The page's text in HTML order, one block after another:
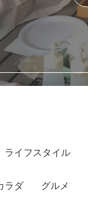
ライフスタイル
ラダ グルメ